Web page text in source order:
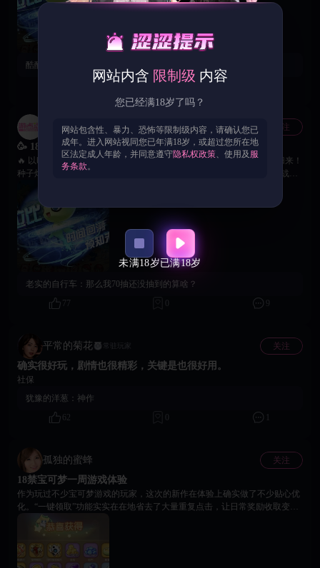
3. 参与者将获得《18禁宝可梦》专属兑换码礼包一份！ 🙌 时空相逢，羁绊
永存，静待各位训练家的故事与高光截图，愿时空之力，与你并肩同行！
酷酷的红牛：
59
游点涩官方账号 官方 关注
🥳 18禁宝可梦 | 巅峰神兽时拉比限时返场！
🔥 以时光为契，为守护而战！幻之宝可梦时拉比携时空逆转之力破空归来！
种子炸弹覆战域，时空回溯改胜负！ ► 时拉比限时返场：六维均衡，战术
场，提升续航与技能衔接 ► 种子炸弹 + 时空回溯，攻防一体掌控战场节奏
🎯 互动活动 1. 截取时拉比的战斗状态图片 2. 在本贴评论区附图进行留言
3. 参与者将获得《18禁宝可梦》专属兑换码礼包一份！ 🙌 时空相逢，羁绊
永存，静待各位训练家的故事与高光截图，愿时空之力，与你并肩同行！
老实的自行车： 那么我70抽还没抽到的算啥？
77
平常的菊花 常驻玩家 关注
确实很好玩，剧情也很精彩，关键是也很好用。
社保
犹豫的洋葱： 神作
62
孤独的蜜蜂 关注
18禁宝可梦一周游戏体验
作为玩过不少宝可梦游戏的玩家，这次的新作在体验上确实做了不少贴心优
化。“一键领取”功能实实在在地省去了大量重复点击，让日常奖励收取变得
非常流畅。游戏的美术风格在可爱方向上做得很到位，从主角到熟悉的宝可
梦，形象都圆润灵动，带着一种干净的Q萌感，场景色彩也很舒服。对于喜
欢这个IP的玩家来说，它兼顾了情怀与轻松的体验，值得一试。
网站内含 限制级 内容
您已经满18岁了吗？
网站包含性、暴力、恐怖等限制级内容，请确认您已
成年。进入网站视同您已年满18岁，或超过您所在地
区法定成人年龄，并同意遵守隐私权政策 、使用及 服
务条款 。
未满18岁已满18岁